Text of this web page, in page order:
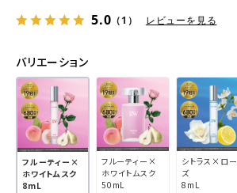
5.0 （1） レビューを見る
バリエーション
フルーティー×
ホワイトムスク
8mL
フルーティー×
ホワイトムスク
50mL
シトラス×ロー
ズ
8mL